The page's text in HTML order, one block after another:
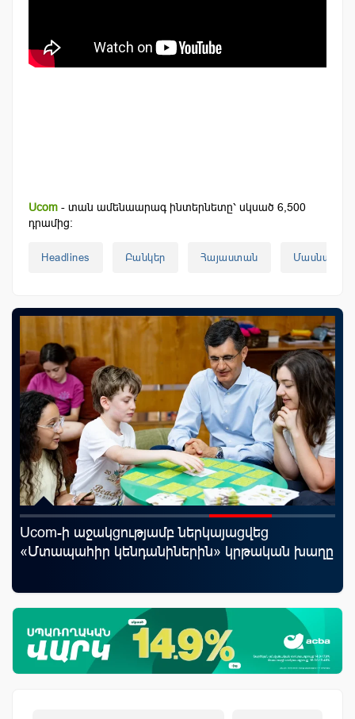
Ucom - տան ամենաարագ ինտերնետը՝ սկսած 6,500
դրամից:
Headlines Բանկեր Հայաստան
Ucom-ի աջակցությամբ ներկայացվեց
«Մտապահիր կենդանիներին» կրթական խաղը